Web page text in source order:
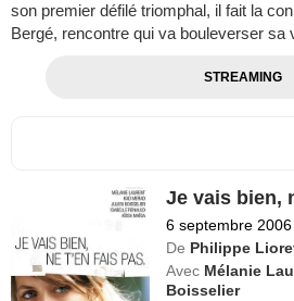
son premier défilé triomphal, il fait la
Bergé, rencontre qui va bouleverser sa
STREAMING
Je vais bien,
6 septembre 2006
De Philippe
Avec Mélanie
Boisselier